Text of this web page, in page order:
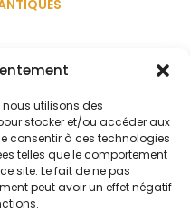
nous utilisons des
stocker et/ou accéder aux
consentir à ces technologies
telles que le comportement
site. Le fait de ne pas
peut avoir un effet négatif
l’EMCC